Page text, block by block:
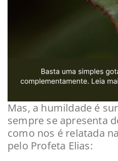
Mas, a humildade é
sempre se apresenta
como nos é relatada
pelo Profeta Elias: